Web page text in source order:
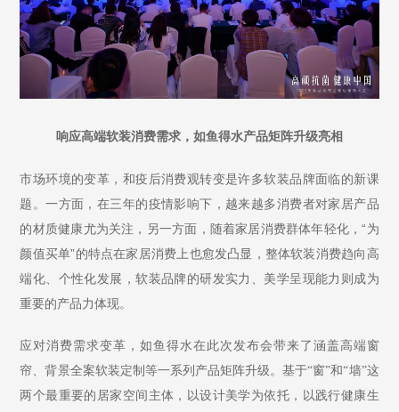
响应高端软装消费需求，如鱼得水产品矩阵升级亮相
市场环境的变革，和疫后消费观转变是许多软装品牌面临的新课
题。一方面，在三年的疫情影响下，越来越多消费者对家居产品
的材质健康尤为关注，另一方面，随着家居消费群体年轻化，“为
颜值买单”的特点在家居消费上也愈发凸显，整体软装消费趋向高
端化、个性化发展，软装品牌的研发实力、美学呈现能力则成为
重要的产品力体现。
应对消费需求变革，如鱼得水在此次发布会带来了涵盖高端窗
帘、背景全案软装定制等一系列产品矩阵升级。基于“窗”和“墙”这
两个最重要的居家空间主体，以设计美学为依托，以践行健康生